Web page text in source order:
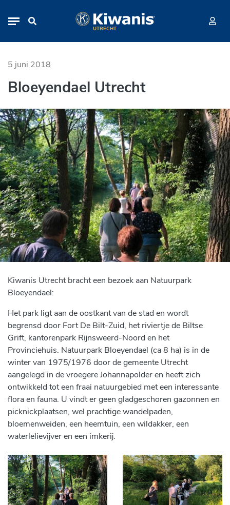
Bloeyendael Utrecht
UTRECHT
5 juni 2018
Bloeyendael Utrecht
Kiwanis Utrecht bracht een bezoek aan Natuurpark
Bloeyendael:
Het park ligt aan de oostkant van de stad en wordt
begrensd door Fort De Bilt-Zuid, het riviertje de Biltse
Grift, kantorenpark Rijnsweerd-Noord en het
Provinciehuis. Natuurpark Bloeyendael (ca 8 ha) is in de
winter van 1975/1976 door de gemeente Utrecht
aangelegd in de vroegere Johannapolder en heeft zich
ontwikkeld tot een fraai natuurgebied met een interessante
flora en fauna. U vindt er geen gladgeschoren gazonnen en
picknickplaatsen, wel prachtige wandelpaden,
bloemenweiden, een heemtuin, een wildakker, een
waterlelievijver en een imkerij.